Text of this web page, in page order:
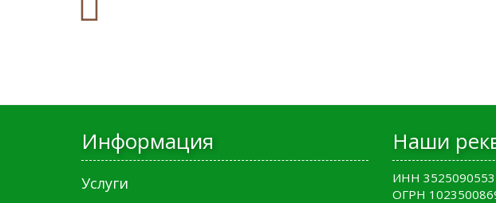
Информация
Услуги
Наши
ИНН
ОГРН